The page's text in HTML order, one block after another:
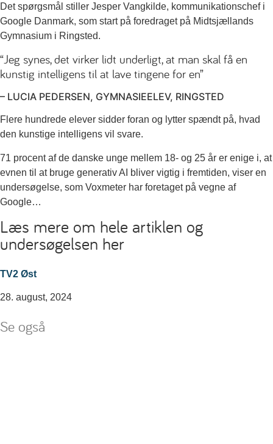
Det spørgsmål stiller Jesper Vangkilde, kommunikationschef i
Google Danmark, som start på foredraget på Midtsjællands
Gymnasium i Ringsted.
“Jeg synes, det virker lidt underligt, at man skal få en
kunstig intelligens til at lave tingene for en”
– LUCIA PEDERSEN, GYMNASIEELEV, RINGSTED
Flere hundrede elever sidder foran og lytter spændt på, hvad
den kunstige intelligens vil svare.
71 procent af de danske unge mellem 18- og 25 år er enige i, at
evnen til at bruge generativ AI bliver vigtig i fremtiden, viser en
undersøgelse, som Voxmeter har foretaget på vegne af
Google…
Læs mere om hele artiklen og
undersøgelsen her
TV2 Øst
28. august, 2024
Se også